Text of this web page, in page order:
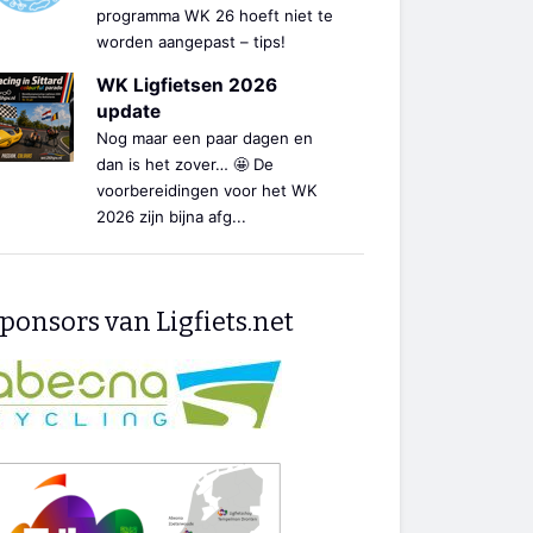
programma WK 26 hoeft niet te
worden aangepast – tips!
WK Ligfietsen 2026
update
Nog maar een paar dagen en
dan is het zover… 🤩 De
voorbereidingen voor het WK
2026 zijn bijna afg...
van Ligfiets.net